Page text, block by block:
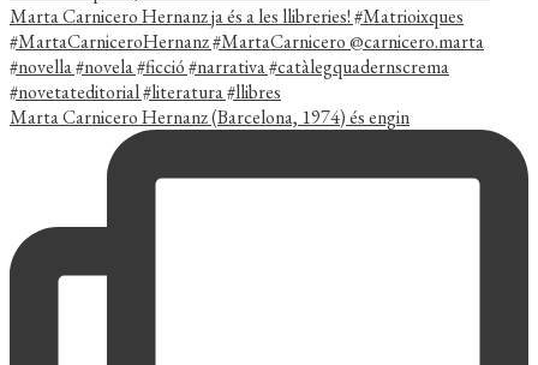
Marta Carnicero Hernanz (Barcelona, 1974) és engin